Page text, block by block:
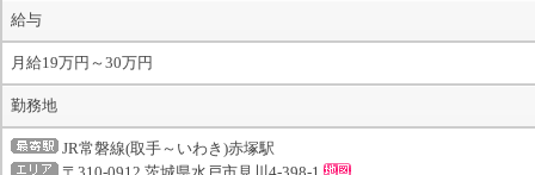
給与
月給19万円～30万円
勤務地
JR常磐線(取手～いわき)赤塚駅